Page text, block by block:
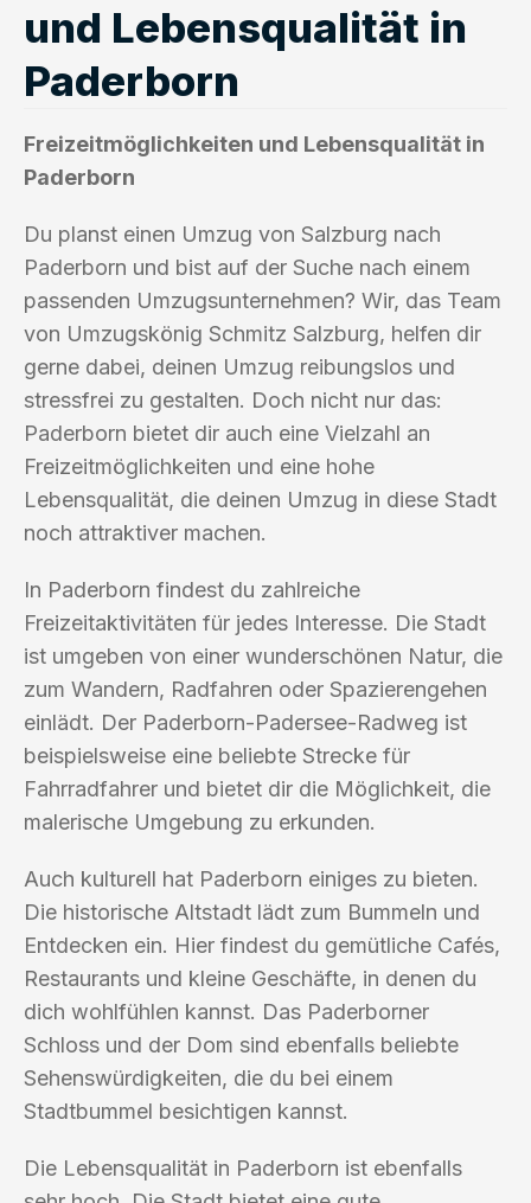
und Lebensqualität in
Paderborn
Freizeitmöglichkeiten und Lebensqualität in
Paderborn
Du planst einen Umzug von Salzburg nach
Paderborn und bist auf der Suche nach einem
passenden Umzugsunternehmen? Wir, das Team
von Umzugskönig Schmitz Salzburg, helfen dir
gerne dabei, deinen Umzug reibungslos und
stressfrei zu gestalten. Doch nicht nur das:
Paderborn bietet dir auch eine Vielzahl an
Freizeitmöglichkeiten und eine hohe
Lebensqualität, die deinen Umzug in diese Stadt
noch attraktiver machen.
In Paderborn findest du zahlreiche
Freizeitaktivitäten für jedes Interesse. Die Stadt
ist umgeben von einer wunderschönen Natur, die
zum Wandern, Radfahren oder Spazierengehen
einlädt. Der Paderborn-Padersee-Radweg ist
beispielsweise eine beliebte Strecke für
Fahrradfahrer und bietet dir die Möglichkeit, die
malerische Umgebung zu erkunden.
Auch kulturell hat Paderborn einiges zu bieten.
Die historische Altstadt lädt zum Bummeln und
Entdecken ein. Hier findest du gemütliche Cafés,
Restaurants und kleine Geschäfte, in denen du
dich wohlfühlen kannst. Das Paderborner
Schloss und der Dom sind ebenfalls beliebte
Sehenswürdigkeiten, die du bei einem
Stadtbummel besichtigen kannst.
Die Lebensqualität in Paderborn ist ebenfalls